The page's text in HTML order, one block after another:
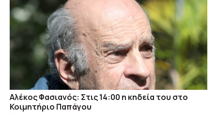
Αλέκος Φασιανός: Στις 14:00 η κηδεία του στο
Κοιμητήριο Παπάγου